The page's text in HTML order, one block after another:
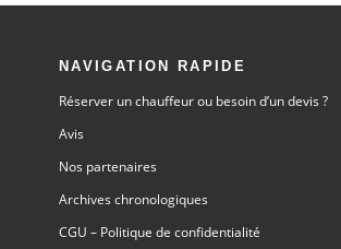
NAVIGATION RAPIDE
Réserver un chauffeur ou besoin d’un devis ?
Avis
Nos partenaires
Archives chronologiques
CGU – Politique de confidentialité